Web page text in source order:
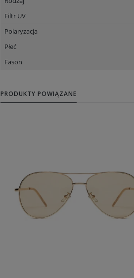
Filtr UV
Polaryzacja
Płeć
Fason
PRODUKTY POWIĄZANE